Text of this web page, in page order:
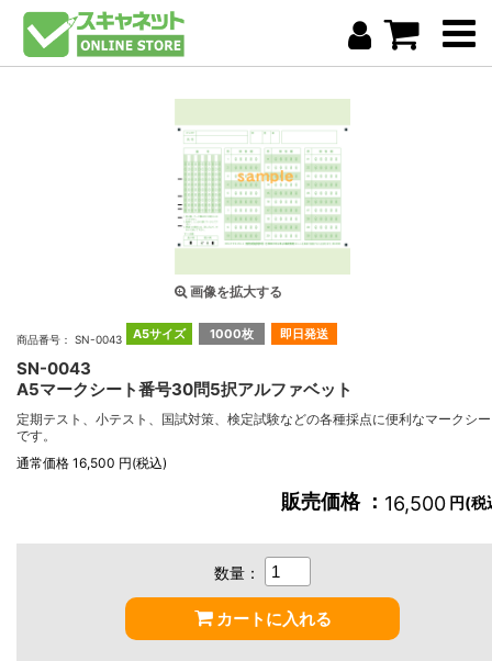
画像を拡大する
A5サイズ 1000枚 即日発送
商品番号： SN-0043
SN-0043
A5マークシート番号30問5択アルファベット
定期テスト、小テスト、国試対策、検定試験などの各種採点に便利なマークシ
です。
通常価格 16,500 円(税込)
販売価格 ： 16,500 円(税
数量：
カートに入れる